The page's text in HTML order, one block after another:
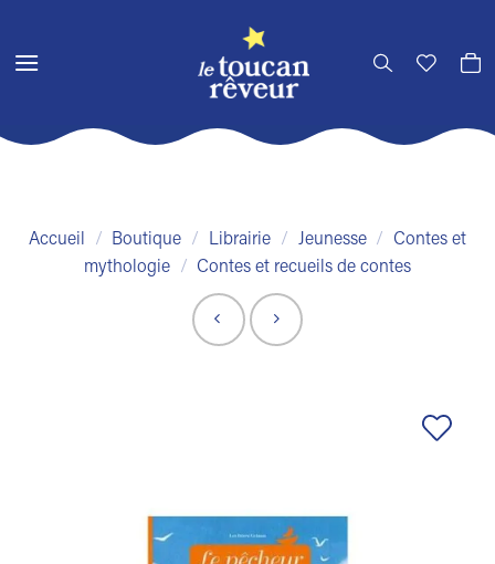
contenu
Accueil / Boutique / Librairie / Jeunesse /
Contes et
mythologie
/ Contes et recueils de contes